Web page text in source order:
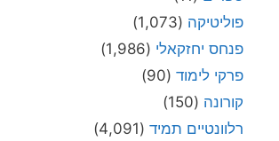
פוליטיקה (1,073)
פנחס יחזקאלי (1,986)
פרקי לימוד (90)
קורונה (150)
רלוונטיים תמיד (4,091)